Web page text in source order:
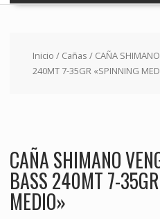
Inicio / Cañas / CAÑA
240MT 7-35GR «SPINNING
CAÑA SHIMANO
BASS 240MT 7-
MEDIO»